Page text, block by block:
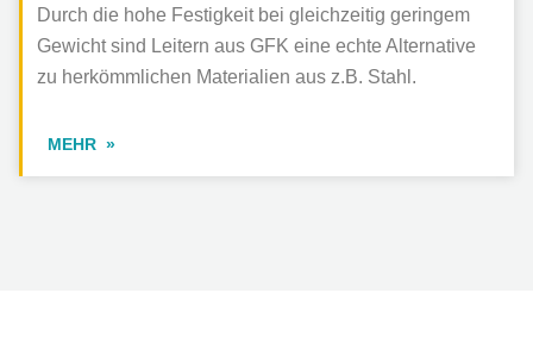
Durch die hohe Festigkeit bei gleichzeitig geringem
Gewicht sind Leitern aus GFK eine echte Alternative
zu herkömmlichen Materialien aus z.B. Stahl.
MEHR